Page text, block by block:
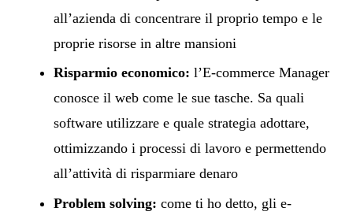
all’azienda di concentrare il proprio tempo e le
proprie risorse in altre mansioni
Risparmio economico: l’E-commerce Manager
conosce il web come le sue tasche. Sa quali
software utilizzare e quale strategia adottare,
ottimizzando i processi di lavoro e permettendo
all’attività di risparmiare denaro
Problem solving: come ti ho detto, gli e-